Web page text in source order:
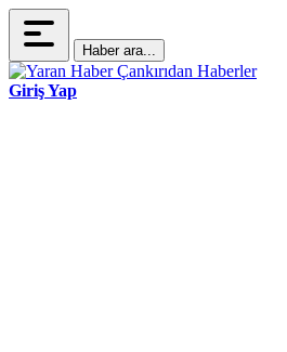
Haber ara...
Giriş Yap